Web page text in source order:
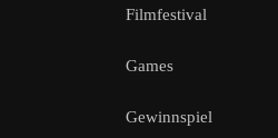
Filmfestival
Games
Gewinnspiel